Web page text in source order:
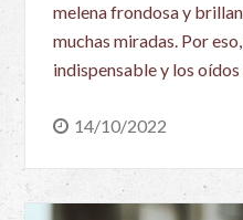
melena frondosa y
muchas miradas. Por
indispensable y los
14/10/2022